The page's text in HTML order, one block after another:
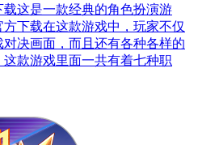
这是一款经典的角色扮演游
下载在这款游戏中，玩家不仅
决画面，而且还有各种各样的
款游戏里面一共有着七种职